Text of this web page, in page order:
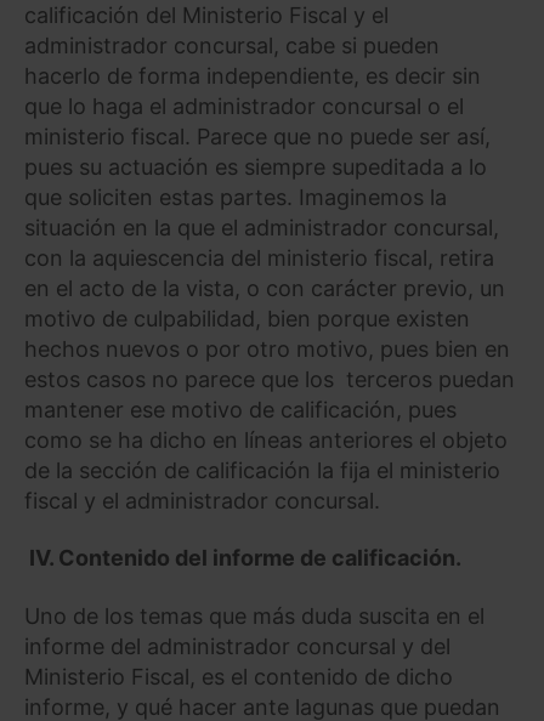
calificación del Ministerio Fiscal y el
administrador concursal, cabe si pueden
hacerlo de forma independiente, es decir sin
que lo haga el administrador concursal o el
ministerio fiscal. Parece que no puede ser así,
pues su actuación es siempre supeditada a lo
que soliciten estas partes. Imaginemos la
situación en la que el administrador concursal,
con la aquiescencia del ministerio fiscal, retira
en el acto de la vista, o con carácter previo, un
motivo de culpabilidad, bien porque existen
hechos nuevos o por otro motivo, pues bien en
estos casos no parece que los terceros puedan
mantener ese motivo de calificación, pues
como se ha dicho en líneas anteriores el objeto
de la sección de calificación la fija el ministerio
fiscal y el administrador concursal.
IV. Contenido del informe de calificación.
Uno de los temas que más duda suscita en el
informe del administrador concursal y del
Ministerio Fiscal, es el contenido de dicho
informe, y qué hacer ante lagunas que puedan